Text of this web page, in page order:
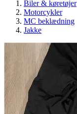
Biler & køretøjer
Motorcykler
MC beklædning
Jakke